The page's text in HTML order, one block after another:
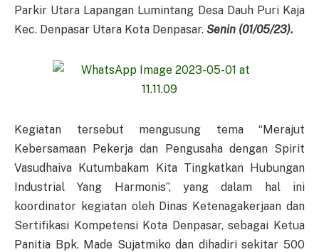
Parkir Utara Lapangan Lumintang Desa Dauh Puri Kaja
Kec. Denpasar Utara Kota Denpasar. Senin (01/05/23).
Kegiatan tersebut mengusung tema “Merajut
Kebersamaan Pekerja dan Pengusaha dengan Spirit
Vasudhaiva Kutumbakam Kita Tingkatkan Hubungan
Industrial Yang Harmonis”, yang dalam hal ini
koordinator kegiatan oleh Dinas Ketenagakerjaan dan
Sertifikasi Kompetensi Kota Denpasar, sebagai Ketua
Panitia Bpk. Made Sujatmiko dan dihadiri sekitar 500